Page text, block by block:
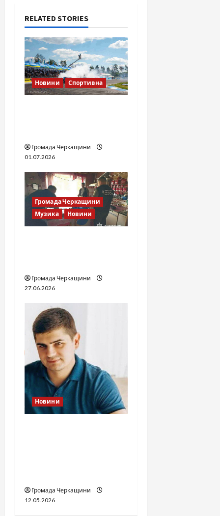
a
t
i
o
RELATED STORIES
Новини Спортивна
Громада Черкащини
01.07.2026
Громада Черкащини
Музика
Новини
Громада Черкащини
27.06.2026
Новини
Громада Черкащини
12.05.2026